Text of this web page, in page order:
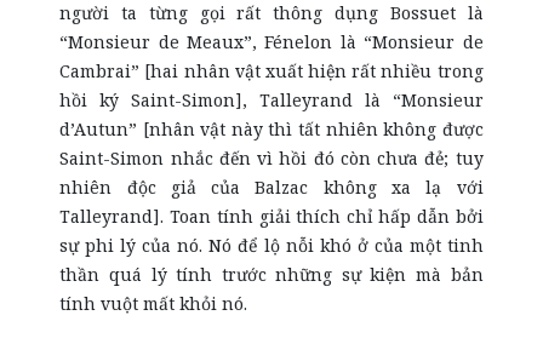
người ta từng gọi rất thông dụng Bossuet là
“Monsieur de Meaux”, Fénelon là “Monsieur de
Cambrai” [hai nhân vật xuất hiện rất nhiều trong
hồi ký Saint-Simon], Talleyrand là “Monsieur
d’Autun” [nhân vật này thì tất nhiên không được
Saint-Simon nhắc đến vì hồi đó còn chưa đẻ; tuy
nhiên độc giả của Balzac không xa lạ với
Talleyrand]. Toan tính giải thích chỉ hấp dẫn bởi
sự phi lý của nó. Nó để lộ nỗi khó ở của một tinh
thần quá lý tính trước những sự kiện mà bản
tính vuột mất khỏi nó.